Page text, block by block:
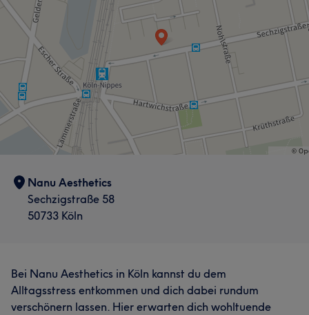
Nanu Aesthetics
Sechzigstraße 58
50733 Köln
Bei Nanu Aesthetics in Köln kannst du dem
Alltagsstress entkommen und dich dabei rundum
verschönern lassen. Hier erwarten dich wohltuende